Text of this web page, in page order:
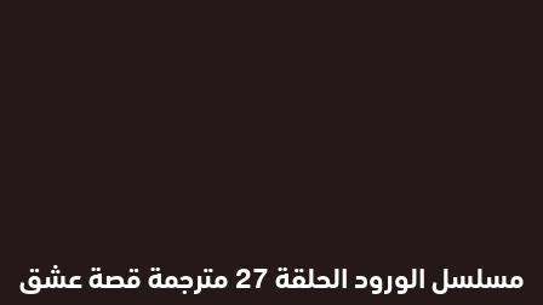
مسلسل الورود الحلقة 27 مترجمة قصة عشق